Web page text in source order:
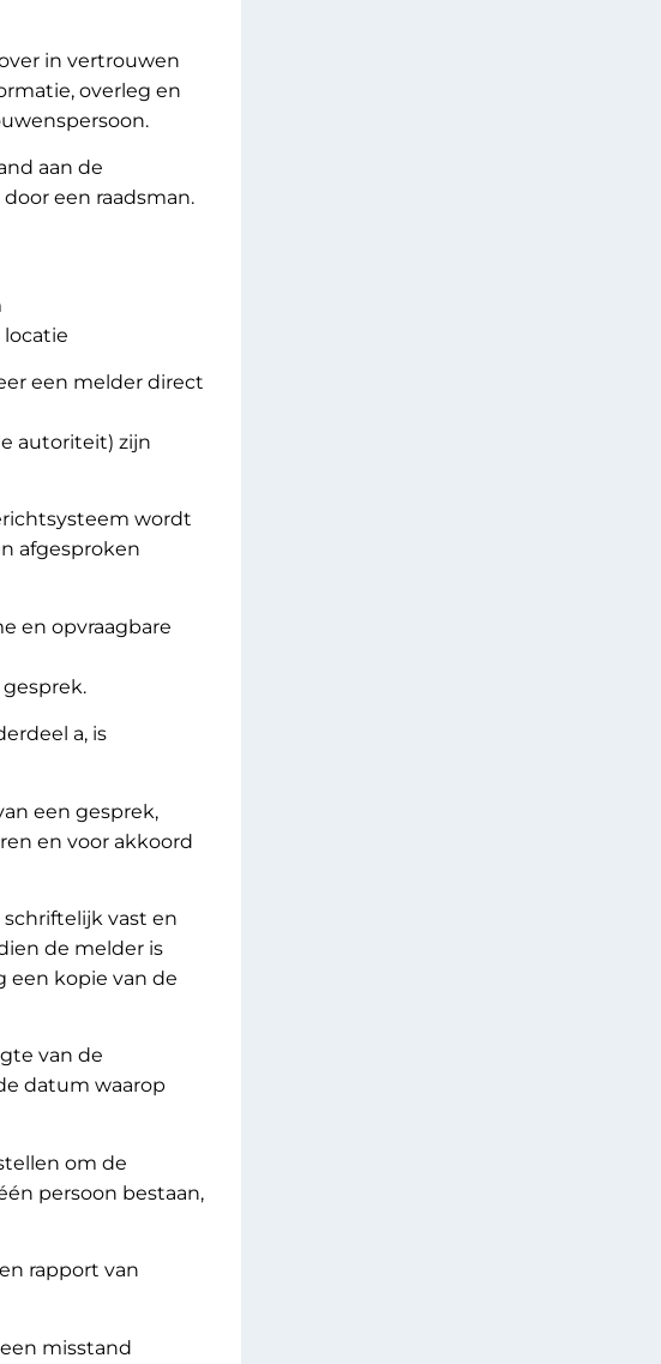
in vertrouwen
overleg en
aan de
een raadsman.
een melder direct
autoriteit) zijn
wordt
afgesproken
en opvraagbare
a, is
een gesprek,
en voor akkoord
vast en
de melder is
een kopie van de
van de
datum waarop
om de
persoon bestaan,
rapport van
misstand